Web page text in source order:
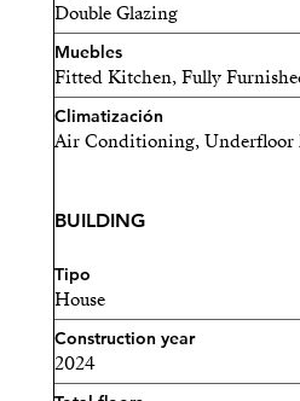
Double Glazing
Muebles
Fitted Kitchen, Fully
Climatización
Air Conditioning, Underfloor
BUILDING
Tipo
House
Construction year
2024